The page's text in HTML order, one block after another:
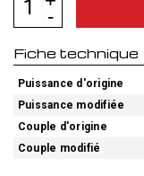
Fiche technique
Puissance d'origine
Puissance modifiée
Couple d'origine
Couple modifié